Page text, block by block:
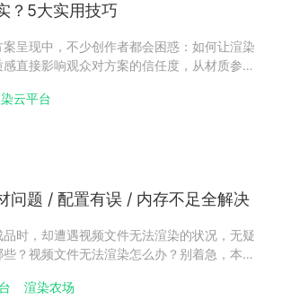
？5大实用技巧
呈现中，不少创作者都会困惑：如何让渲染
直接影响观众对方案的信任度，从材质参数
等材质呈现出 触手可及 的真实效果，这也是
云平台
问题 / 配置有误 / 内存不足全解决
时，却遭遇视频文件无法渲染的状况，无疑
？视频文件无法渲染怎么办？别着急，本文
染，往往是由多种因素导致。1、素材问题是
渲染农场